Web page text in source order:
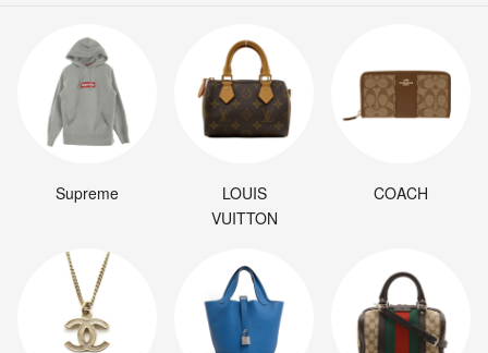
Supreme
LOUIS
VUITTON
COACH